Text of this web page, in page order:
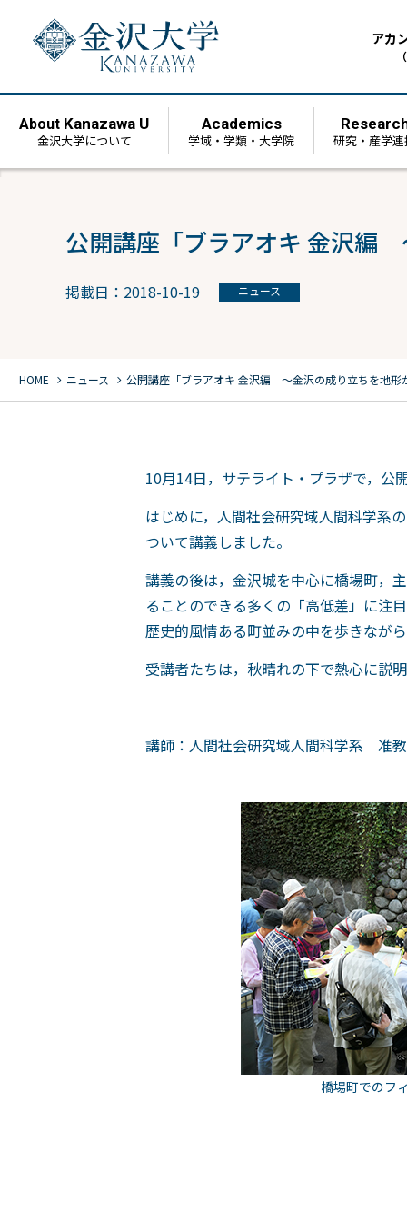
アカ
About Kanazawa U
金沢大学について
Academics
学域・学類・大学院 研究・産学連
公開講座「ブラアオキ 金沢編
掲載日：2018-10-19 ニュース
HOME chevron_right ニュース chevron_right 公開講座「ブラアオキ 金沢編 ～金沢の成り立ちを地形
10月14日，サテライト・プラザで，公
はじめに，人間社会研究域人間科学系
ついて講義しました。
講義の後は，金沢城を中心に橋場町，
ることのできる多くの「高低差」に注
歴史的風情ある町並みの中を歩きなが
受講者たちは，秋晴れの下で熱心に説
講師：人間社会研究域人間科学系 准
橋場町でのフ